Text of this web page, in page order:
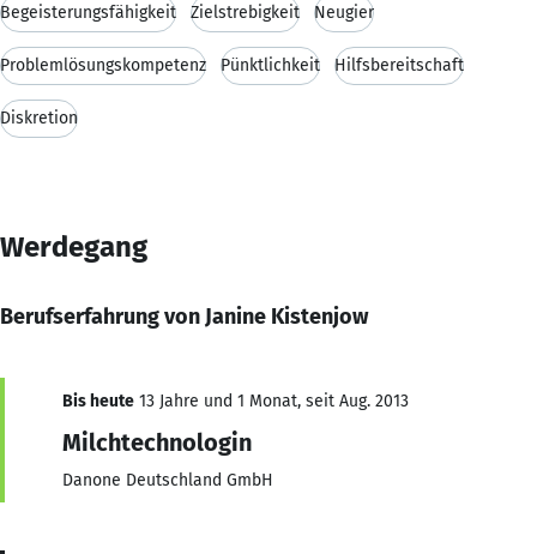
Begeisterungsfähigkeit Zielstrebigkeit Neugier
Problemlösungskompetenz Pünktlichkeit Hilfsbereitschaft
Diskretion
Werdegang
Berufserfahrung von Janine Kistenjow
Bis heute 13 Jahre und 1 Monat, seit Aug. 2013
Milchtechnologin
Danone Deutschland GmbH